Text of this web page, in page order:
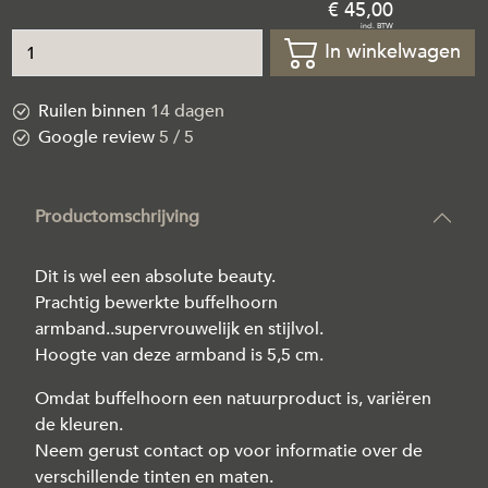
45,00
In winkelwagen
Ruilen binnen 14 dagen
Google review5 / 5
Productomschrijving
Dit is wel een absolute beauty.
Prachtig bewerkte buffelhoorn
armband..supervrouwelijk en stijlvol.
Hoogte van deze armband is 5,5 cm.
Omdat buffelhoorn een natuurproduct is, variëren
de kleuren.
Neem gerust contact op voor informatie over de
verschillende tinten en maten.